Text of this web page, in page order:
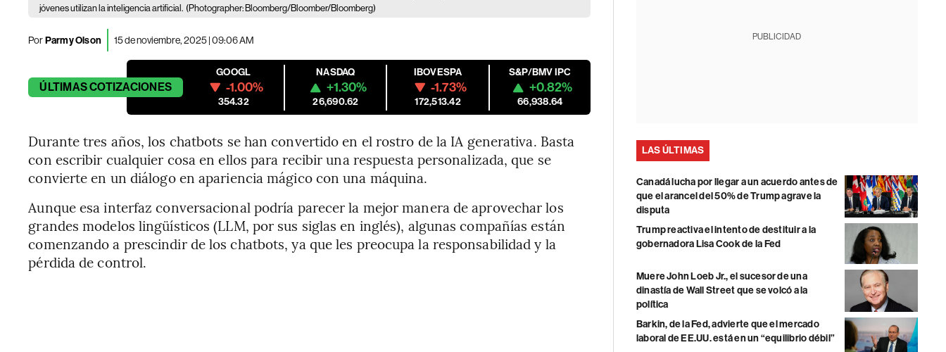
jóvenes utilizan la inteligencia artificial. (Photographer: Bloomberg/Bloomber/Bloomberg)
PorParmy Olson 15 de noviembre, 2025 | 09:06 AM
ÚLTIMASCOTIZACIONES
GOOGL
-1.00%
354.32
NASDAQ
+1.30%
26,690.62
IBOVESPA
-1.73%
172,513.42
S&P/BMV IPC
+0.82%
66,938.64
Durante tres años, los chatbots se han convertido en el rostro de la IA generativa. Basta
con escribir cualquier cosa en ellos para recibir una respuesta personalizada, que se
convierte en un diálogo en apariencia mágico con una máquina.
Aunque esa interfaz conversacional podría parecer la mejor manera de aprovechar los
grandes modelos lingüísticos (LLM, por sus siglas en inglés), algunas compañías están
comenzando a prescindir de los chatbots, ya que les preocupa la responsabilidad y la
pérdida de control.
PUBLICIDAD
LAS ÚLTIMAS
Canadá lucha por llegar a un acuerdo antes de
que el arancel del 50% de Trump agrave la
disputa
Trump reactiva el intento de destituir a la
gobernadora Lisa Cook de la Fed
Muere John Loeb Jr., el sucesor de una
dinastía de Wall Street que se volcó a la
política
Barkin, de la Fed, advierte que el mercado
laboral de EE.UU. está en un “equilibrio débil”